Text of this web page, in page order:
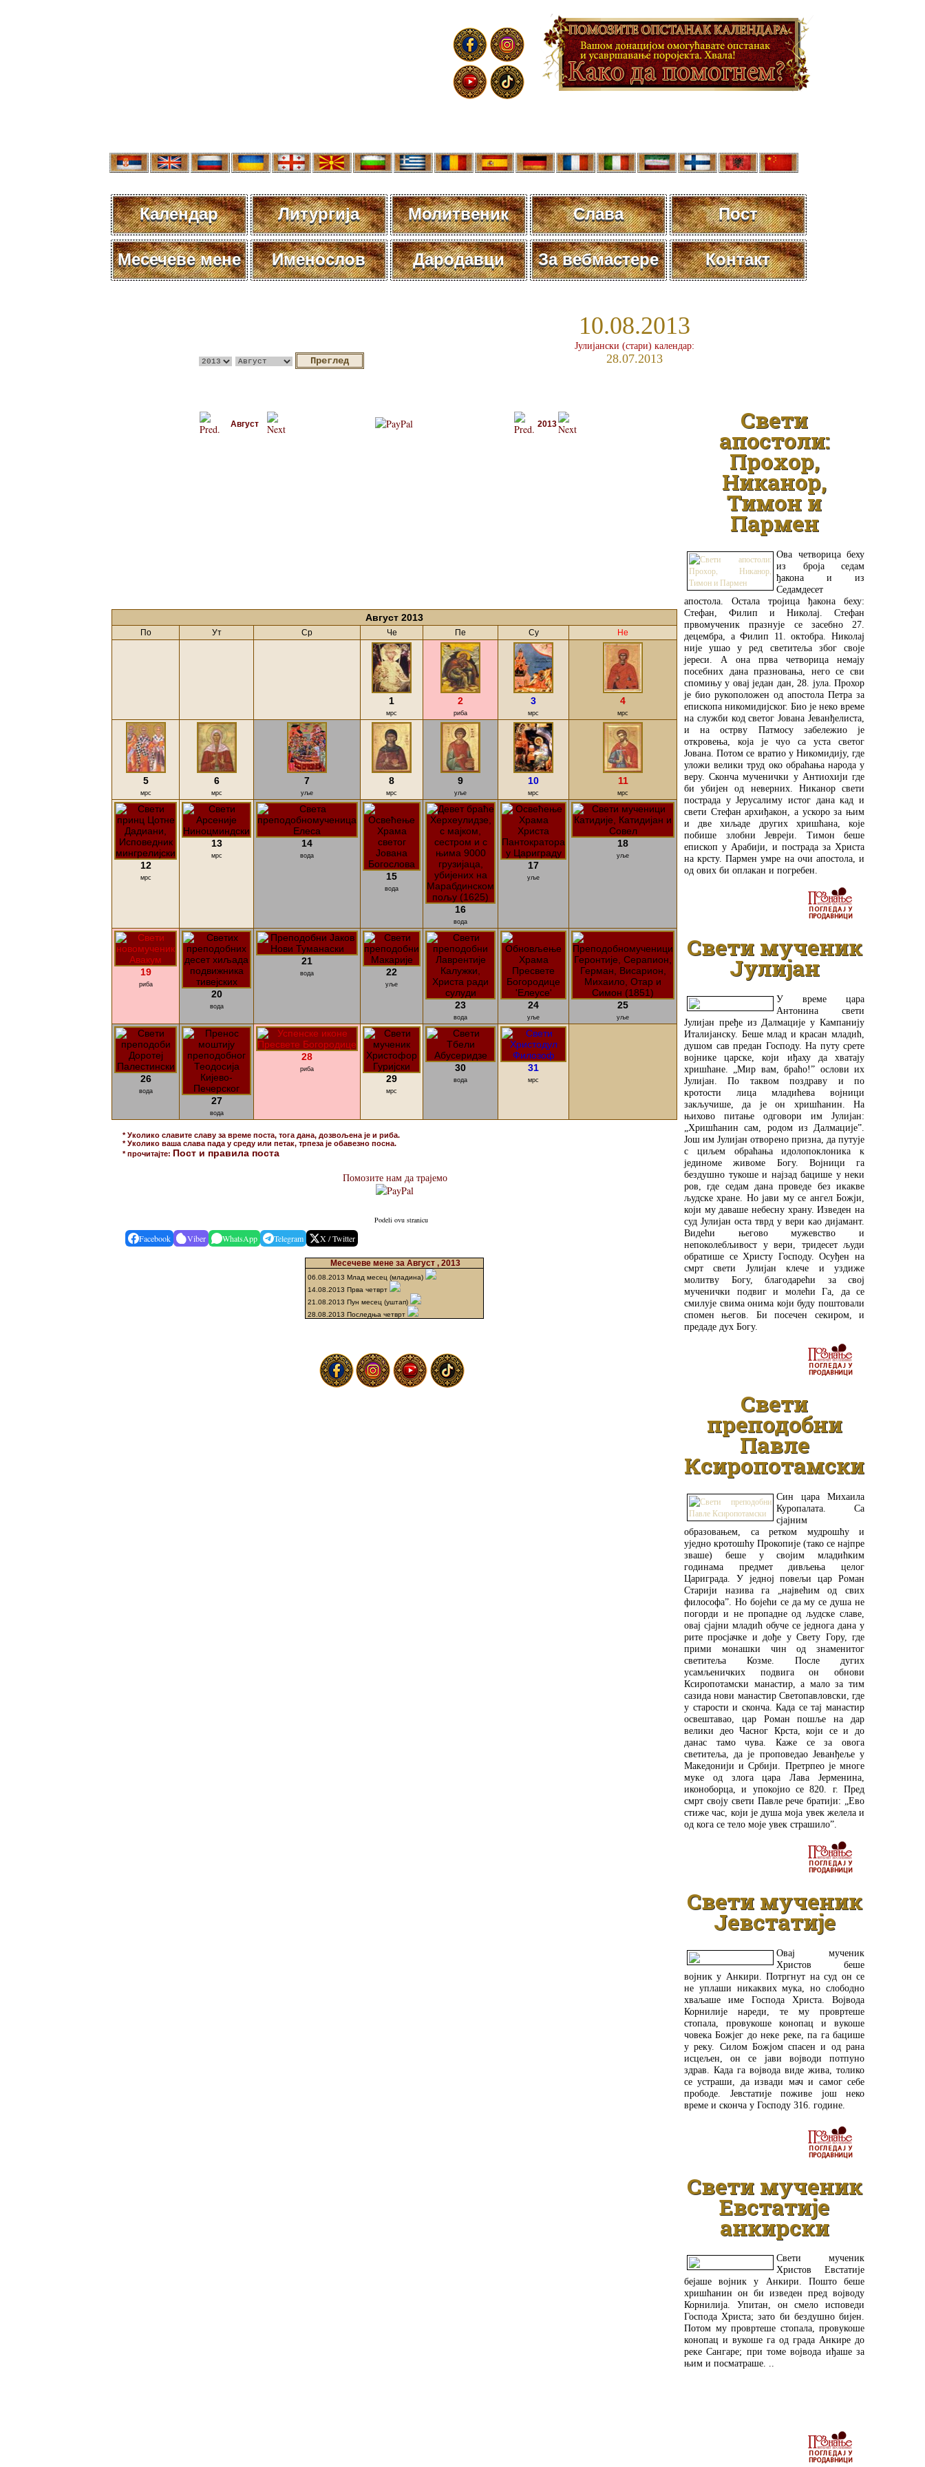
Календар Литургија Молитвеник Слава Пост
Месечеве мене Именослов Дародавци За вебмастере Контакт
10.08.2013
Јулијански (стари) календар:
28.07.2013
Август 2013 Свети
апостоли:
Прохор,
Никанор,
Тимон и
Пармен
Ова четворица беху
из броја седам
ђакона и из
Седамдесет
апостола. Остала тројица ђакона беху:
Стефан, Филип и Николај. Стефан
првомученик празнује се засебно 27.
децембра, а Филип 11. октобра. Николај
није ушао у ред светитеља због своје
јереси. А она прва четворица немају
посебних дана празновања, него се сви
спомињу у овај један дан, 28. јула. Прохор
је био рукоположен од апостола Петра за
епископа никомидијског. Био је неко време
на служби код светог Јована Јеванђелиста,
и на острву Патмосу забележио је
откровења, која је чуо са уста светог
Јована. Потом се вратио у Никомидију, где
уложи велики труд око обраћања народа у
веру. Сконча мученички у Антиохији где
би убијен од неверних. Никанор свети
пострада у Јерусалиму истог дана кад и
свети Стефан архиђакон, а ускоро за њим
и две хиљаде других хришћана, које
побише злобни Јевреји. Тимон беше
епископ у Арабији, и пострада за Христа
на крсту. Пармен умре на очи апостола, и
од ових би оплакан и погребен.
Свети мученик
Јулијан
У време цара
Антонина свети
Јулијан пређе из Далмације у Кампанију
Италијанску. Беше млад и красан младић,
душом сав предан Господу. На путу срете
војнике царске, који иђаху да хватају
хришћане. „Мир вам, браћо!” ослови их
Јулијан. По таквом поздраву и по
кротости лица младићева војници
закључише, да је он хришћанин. На
њихово питање одговори им Јулијан:
„Хришћанин сам, родом из Далмације”.
Још им Јулијан отворено призна, да путује
с циљем обраћања идолопоклоника к
јединоме живоме Богу. Војници га
бездушно тукоше и најзад бацише у неки
ров, где седам дана проведе без икакве
људске хране. Но јави му се ангел Божји,
који му даваше небесну храну. Изведен на
суд Јулијан оста тврд у вери као дијамант.
Видећи његово мужевство и
непоколебљивост у вери, тридесет људи
обратише се Христу Господу. Осуђен на
смрт свети Јулијан клече и уздиже
молитву Богу, благодарећи за свој
мученички подвиг и молећи Га, да се
смилује свима онима који буду поштовали
спомен његов. Би посечен секиром, и
предаде дух Богу.
Свети
преподобни
Павле
Ксиропотамски
Син цара Михаила
Куропалата. Са
сјајним
образовањем, са ретком мудрошћу и
уједно кротошћу Прокопије (тако се најпре
зваше) беше у својим младићким
годинама предмет дивљења целог
Цариграда. У једној повељи цар Роман
Старији назива га „највећим од свих
философа”. Но бојећи се да му се душа не
погорди и не пропадне од људске славе,
овај сјајни младић обуче се једнога дана у
рите просјачке и дође у Свету Гору, где
прими монашки чин од знаменитог
светитеља Козме. После дугих
усамљеничких подвига он обнови
Ксиропотамски манастир, а мало за тим
сазида нови манастир Светопавловски, где
у старости и сконча. Када се тај манастир
освештавао, цар Роман пошље на дар
велики део Часног Крста, који се и до
данас тамо чува. Каже се за овога
светитеља, да је проповедао Јеванђеље у
Македонији и Србији. Претрпео је многе
муке од злога цара Лава Јерменина,
иконоборца, и упокојио се 820. г. Пред
смрт своју свети Павле рече братији: „Ево
стиже час, који је душа моја увек желела и
од кога се тело моје увек страшило”.
Свети мученик
Јевстатије
Овај мученик
Христов беше
војник у Анкири. Потргнут на суд он се
не уплаши никаквих мука, но слободно
хваљаше име Господа Христа. Војвода
Корнилије нареди, те му провртеше
стопала, провукоше конопац и вукоше
човека Божјег до неке реке, па га бацише
у реку. Силом Божјом спасен и од рана
исцељен, он се јави војводи потпуно
здрав. Када га војвода виде жива, толико
се устраши, да извади мач и самог себе
прободе. Јевстатије поживе још неко
време и сконча у Господу 316. године.
Свети мученик
Евстатије
анкирски
Свети мученик
Христов Евстатије
бејаше војник у Анкири. Пошто беше
хришћанин он би изведен пред војводу
Корнилија. Упитан, он смело исповеди
Господа Христа; зато би бездушно бијен.
Потом му провртеше стопала, провукоше
конопац и вукоше га од града Анкире до
реке Сангаре; при томе војвода иђаше за
њим и посматраше. ..
Август 2013
По Ут Ср Че Пе Су Не
1
мрс
2
риба
3
мрс
4
мрс
5
мрс
6
мрс
7
уље
8
мрс
9
уље
10
мрс
11
мрс
12
мрс
13
мрс
14
вода
15
вода
16
вода
17
уље
18
уље
19
риба
20
вода
21
вода 22
уље
23
вода
24
уље
25
уље
26
вода
27
вода
28
риба
29
мрс
30
вода
31
мрс
* Уколико славите славу за време поста, тога дана, дозвољена је и риба.
* Уколико ваша слава пада у среду или петак, трпеза је обавезно посна.
* прочитајте: Пост и правила поста
Помозите нам да трајемо
Podeli ovu stranicu
Facebook Viber WhatsApp Telegram X / Twitter
Месечеве мене за Август , 2013
06.08.2013 Млад месец (младина)
14.08.2013 Прва четврт
21.08.2013 Пун месец (уштап)
28.08.2013 Последња четврт